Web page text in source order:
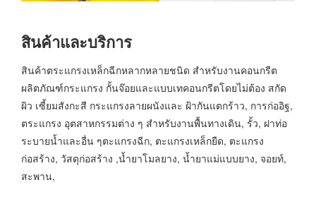
สินค้าและบริการ
สินค้าตระแกรงเหล็กฉีกหลากหลายชนิด สำหรับงานคอนกรีต
ผลิตภัณฑ์กระแกรง กั้นจ๊อยและแบบเทคอนกรีตโดยไม่ต้อง สกัด
ผิว เซี้ยมสังกะสี กระแกรงลายผนังและ ฝ้ากันแตกร้าว, การก่ออิฐ,
ตระแกรง อุตสาหกรรมต่าง ๆ สำหรับงานพื้นทางเดิน, รั้ว, ฝาท่อ
ระบายน้ำและอื่น ๆตะแกรงฉีก, ตะแกรงเหล็กยืด, ตะแกรง
ก่อสร้าง, วัสดุก่อสร้าง ,น้ำยาโมลยาง, น้ำยาแม่แบบยาง, จอยท์,
สะพาน,